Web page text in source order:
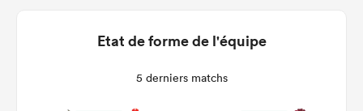
Etat de forme de l'équipe
5 derniers matchs